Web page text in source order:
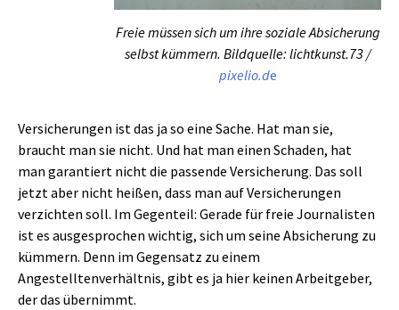
Freie müssen sich um ihre soziale Absicherung
selbst kümmern. Bildquelle: lichtkunst.73 /
pixelio.de
Versicherungen ist das ja so eine Sache. Hat man sie,
braucht man sie nicht. Und hat man einen Schaden, hat
man garantiert nicht die passende Versicherung. Das soll
jetzt aber nicht heißen, dass man auf Versicherungen
verzichten soll. Im Gegenteil: Gerade für freie Journalisten
ist es ausgesprochen wichtig, sich um seine Absicherung zu
kümmern. Denn im Gegensatz zu einem
Angestelltenverhältnis, gibt es ja hier keinen Arbeitgeber,
der das übernimmt.